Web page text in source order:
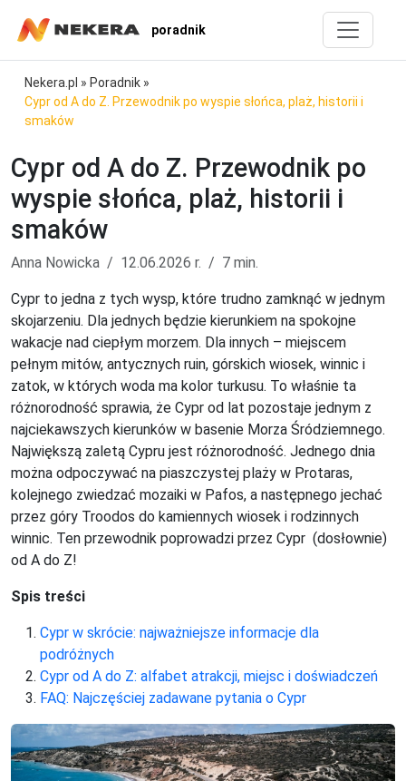
poradnik
Nekera.pl » Poradnik »
Cypr od A do Z. Przewodnik po wyspie słońca, plaż, historii i
smaków
Cypr od A do Z. Przewodnik po
wyspie słońca, plaż, historii i
smaków
Anna Nowicka 12.06.2026 r. 7 min.
Cypr to jedna z tych wysp, które trudno zamknąć w jednym
skojarzeniu. Dla jednych będzie kierunkiem na spokojne
wakacje nad ciepłym morzem. Dla innych – miejscem
pełnym mitów, antycznych ruin, górskich wiosek, winnic i
zatok, w których woda ma kolor turkusu. To właśnie ta
różnorodność sprawia, że Cypr od lat pozostaje jednym z
najciekawszych kierunków w basenie Morza Śródziemnego.
Największą zaletą Cypru jest różnorodność. Jednego dnia
można odpoczywać na piaszczystej plaży w Protaras,
kolejnego zwiedzać mozaiki w Pafos, a następnego jechać
przez góry Troodos do kamiennych wiosek i rodzinnych
winnic. Ten przewodnik poprowadzi przez Cypr (dosłownie)
od A do Z!
Spis treści
Cypr w skrócie: najważniejsze informacje dla
podróżnych
Cypr od A do Z: alfabet atrakcji, miejsc i doświadczeń
FAQ: Najczęściej zadawane pytania o Cypr